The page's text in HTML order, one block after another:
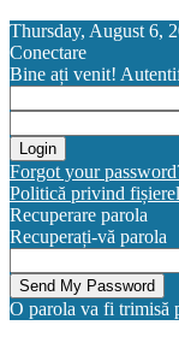
Thursday, August 6,
Conectare
Bine ați venit!
Forgot your
Politică privind
Recuperare parola
Recuperați-vă parola
O parola va fi trimisă